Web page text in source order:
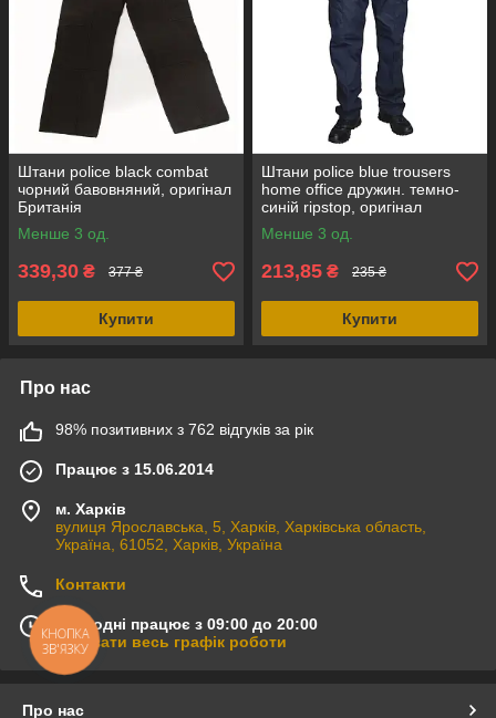
Штани police black combat
чорний бавовняний, оригінал
Британія
Менше 3 од.
339,30 ₴ 377 ₴
Купити
Штани police blue trousers
home office дружин. темно-
синій ripstop, оригінал
Британія
Менше 3 од.
213,85 ₴ 235 ₴
Купити
Про нас
98% позитивних з 762 відгуків за рік
Працює з 15.06.2014
м. Харків
вулиця Ярославська, 5, Харків, Харківська область,
Україна, 61052, Харків, Україна
Контакти
Сьогодні працює з 09:00 до 20:00
Показати весь графік роботи
Про нас
КНОПКА
ЗВ'ЯЗКУ